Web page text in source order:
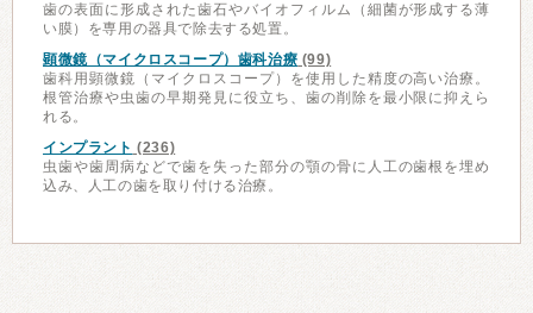
歯の表面に形成された歯石やバイオフィルム（細菌が形成する薄
い膜）を専用の器具で除去する処置。
顕微鏡（マイクロスコープ）歯科治療 (99)
歯科用顕微鏡（マイクロスコープ）を使用した精度の高い治療。
根管治療や虫歯の早期発見に役立ち、歯の削除を最小限に抑えら
れる。
インプラント (236)
虫歯や歯周病などで歯を失った部分の顎の骨に人工の歯根を埋め
込み、人工の歯を取り付ける治療。